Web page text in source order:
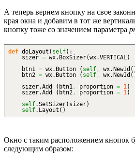
А теперь вернем кнопку на свое
края окна и добавим в тот же
кнопку тоже со значением параметра
def doLayout ( self) :
sizer = wx. BoxSizer(wx.VERTICAL)
btn1 = wx. Button ( self, wx. NewId (
btn2 = wx. Button ( self, wx. NewId (
sizer.Add ( btn1, proportion = 1)
sizer.Add ( btn2, proportion = 1)
self.SetSizer( sizer)
self. Layout ( )
Окно с таким расположением кнопок
следующим образом: